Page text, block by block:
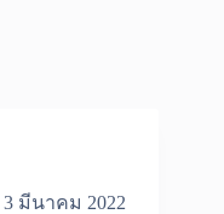
3 มีนาคม 2022